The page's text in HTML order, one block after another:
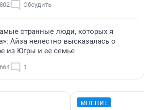
Обсудить
странные люди, которых я
Айза нелестно высказалась о
из Югры и ее семье
1
МНЕНИЕ